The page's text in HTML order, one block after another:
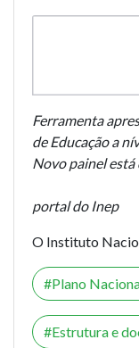
Ferramenta
de Educação a
Novo painel
portal do Inep
O Instituto
Plano
Estrutura e